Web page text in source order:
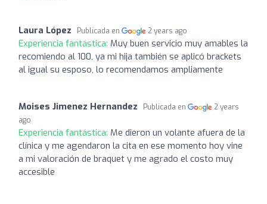
Laura López Publicada en 2 years ago
Experiencia fantástica: Muy buen servicio muy amables la
recomiendo al 100, ya mi hija también se aplicó brackets
al igual su esposo, lo recomendamos ampliamente
Moises Jimenez Hernandez Publicada en
2 years
ago
Experiencia fantástica: Me dieron un volante afuera de la
clínica y me agendaron la cita en ese momento hoy vine
a mi valoración de braquet y me agrado el costo muy
accesible